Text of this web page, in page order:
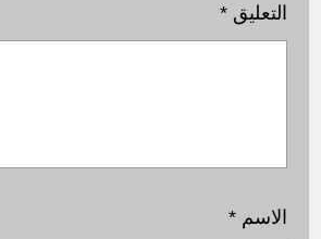
التعليق*
الاسم*